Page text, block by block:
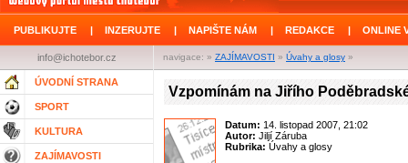
PUBLIKUJTE | INZERUJTE | NAPIŠTE NÁM | REDAKCE | ONLINE
navigace: » ZAJÍMAVOSTI » Úvahy a glosy »
info@ichotebor.cz
ÚVODNÍ STRANA
SPORT
KULTURA
ZAJÍMAVOSTI
Vzpomínám na Jiřího
Datum: 14. listopad 2007, 21:02
Autor: Jiljí Záruba
Rubrika: Úvahy a glosy